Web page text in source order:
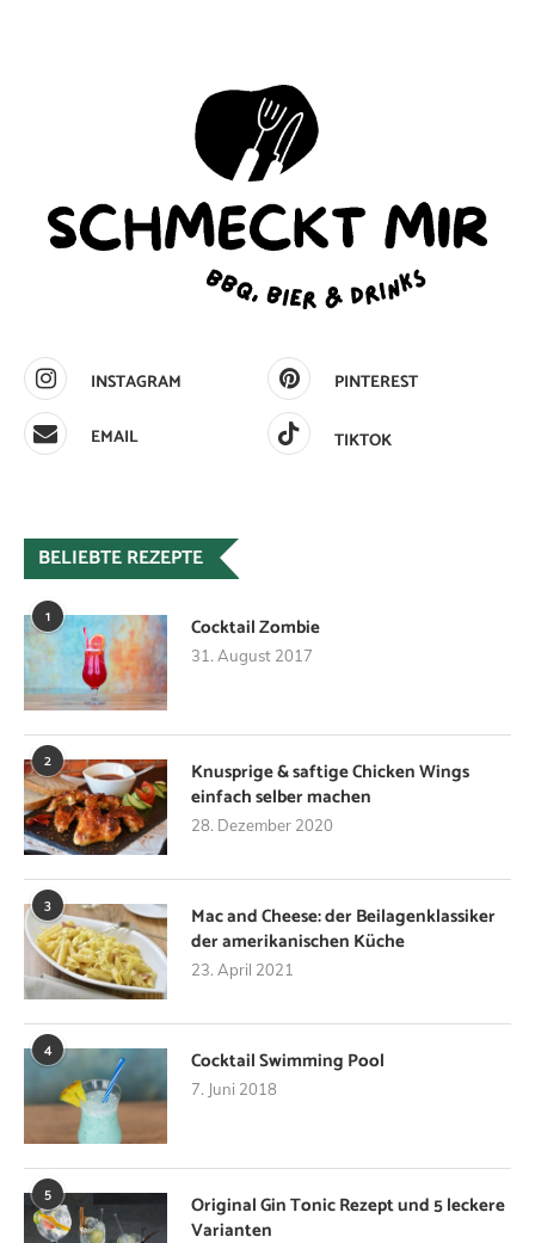
INSTAGRAM
PINTEREST
EMAIL
TIKTOK
BELIEBTE REZEPTE
1 Cocktail Zombie
31. August 2017
2
Knusprige & saftige Chicken Wings
einfach selber machen
28. Dezember 2020
3
Mac and Cheese: der Beilagenklassiker
der amerikanischen Küche
23. April 2021
4 Cocktail Swimming Pool
7. Juni 2018
5
Original Gin Tonic Rezept und 5 leckere
Varianten